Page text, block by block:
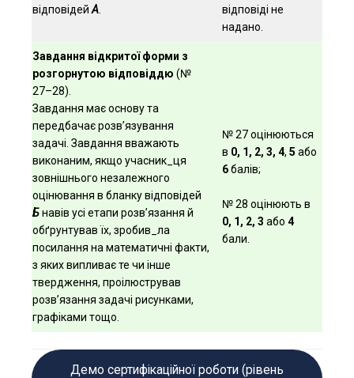
відповідей А
відповіді не
надано.
Завдання відкритої форми з
розгорнутою відповіддю (№
27–28).
Завдання має основу та
передбачає розв’язування
задачі. Завдання вважають
виконаним, якщо учасник_ця
зовнішнього незалежного
оцінювання в бланку відповідей
Бнавів усі етапи розв’язання й
обґрунтував їх, зробив_ла
посилання на математичні факти,
з яких випливає те чи інше
твердження, проілюстрував
розв’язання задачі рисунками,
графіками тощо.
№ 27 оцінюються
в 0, 1, 2, 3, 4, 5 або
6балів;
№ 28 оцінюють в
0, 1, 2, 3 або 4
бали.
Демо сертифікаційної роботи (рівень